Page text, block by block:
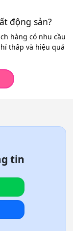
động sản?
hàng có nhu cầu
thấp và hiệu quả
tin